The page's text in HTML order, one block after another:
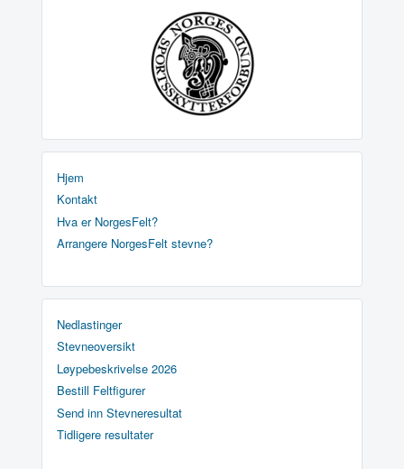
Hjem
Kontakt
Hva er NorgesFelt?
Arrangere NorgesFelt stevne?
Nedlastinger
Stevneoversikt
Løypebeskrivelse 2026
Bestill Feltfigurer
Send inn Stevneresultat
Tidligere resultater